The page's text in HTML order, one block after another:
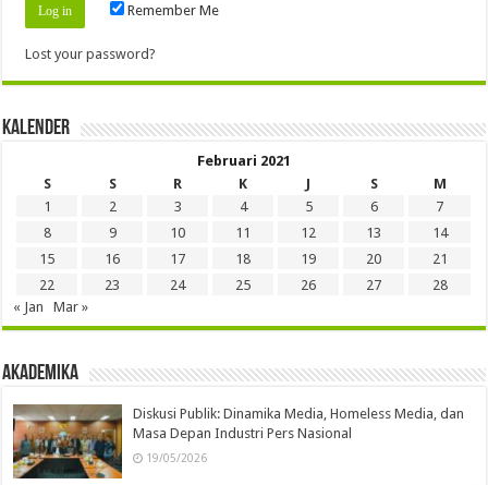
Remember Me
Lost your password?
Kalender
Februari 2021
S
S R K J S
M
1
2 3 4 5 6
7
8
9 10 11 12 13
14
15
16 17 18 19 20
21
22
23 24 25 26 27
28
« Jan
Mar »
Akademika
Diskusi Publik: Dinamika Media, Homeless Media, dan
Masa Depan Industri Pers Nasional
19/05/2026